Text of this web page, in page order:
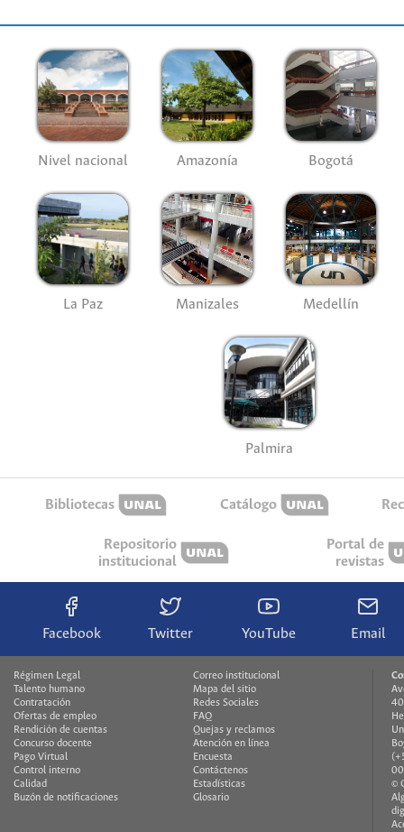
Nivel nacional Amazonía Bogotá
La Paz Manizales Medellín
Palmira
Bibliotecas Catálogo
Repositorio
institucional
Portal de
revistas
Facebook Twitter YouTube Email
Régimen Legal
Talento humano
Contratación
Ofertas de empleo
Rendición de cuentas
Concurso docente
Pago Virtual
Control interno
Calidad
Buzón de notificaciones
Correo institucional
Mapa del sitio
Redes Sociales
FAQ
Quejas y reclamos
Atención en línea
Encuesta
Contáctenos
Estadísticas
Glosario
©